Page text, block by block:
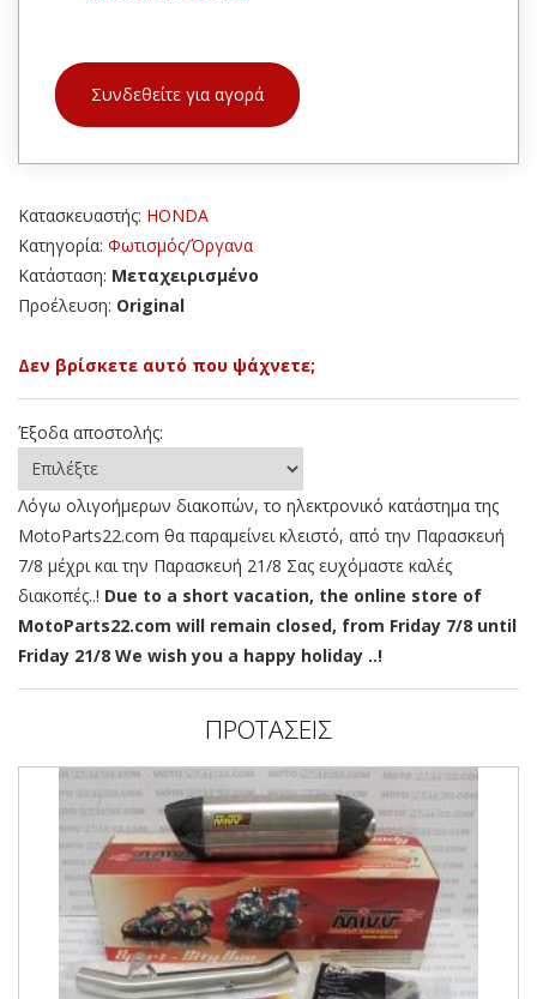
Συνδεθείτε για αγορά
Κατασκευαστής: HONDA
Κατηγορία: Φωτισμός/Όργανα
Κατάσταση: Μεταχειρισμένο
Προέλευση: Original
Δεν βρίσκετε αυτό που ψάχνετε;
Έξοδα αποστολής:
Λόγω ολιγοήμερων διακοπών, το ηλεκτρονικό κατάστημα της
MotoParts22.com θα παραμείνει κλειστό, από την Παρασκευή
7/8 μέχρι και την Παρασκευή 21/8 Σας ευχόμαστε καλές
διακοπές..! Due to a short vacation, the online store of
MotoParts22.com will remain closed, from Friday 7/8 until
Friday 21/8 We wish you a happy holiday ..!
ΠΡΟΤΑΣΕΙΣ